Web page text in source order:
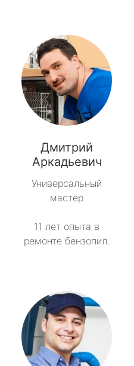
Дмитрий
Аркадьевич
Универсальный
мастер
11 лет опыта в
ремонте бензопил.